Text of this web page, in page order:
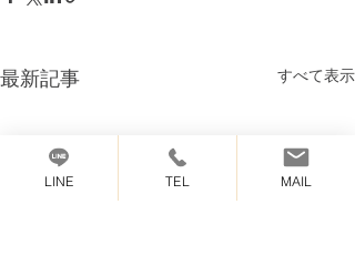
最新記事 すべて表示
LINE TEL MAIL